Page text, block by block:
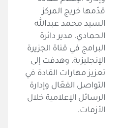
قدّمها خريج المركز
السيد محمد عبدالله
الحمادي، مدير دائرة
البرامج في قناة الجزيرة
الإنجليزية، وهدفت إلى
تعزيز مهارات القادة في
التواصل الفعّال وإدارة
الرسائل الإعلامية خلال
الأزمات.